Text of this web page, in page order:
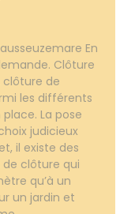
En
Clôture
de
les différents
La pose
judicieux
il existe des
clôture qui
qu’à un
un jardin et